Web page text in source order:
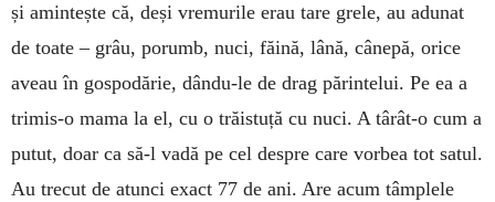
și amintește că, deși vremurile erau tare grele, au adunat
de toate – grâu, porumb, nuci, făină, lână, cânepă, orice
aveau în gospodărie, dându-le de drag părintelui. Pe ea a
trimis-o mama la el, cu o trăistuță cu nuci. A târât-o cum a
putut, doar ca să-l vadă pe cel despre care vorbea tot satul.
Au trecut de atunci exact 77 de ani. Are acum tâmplele